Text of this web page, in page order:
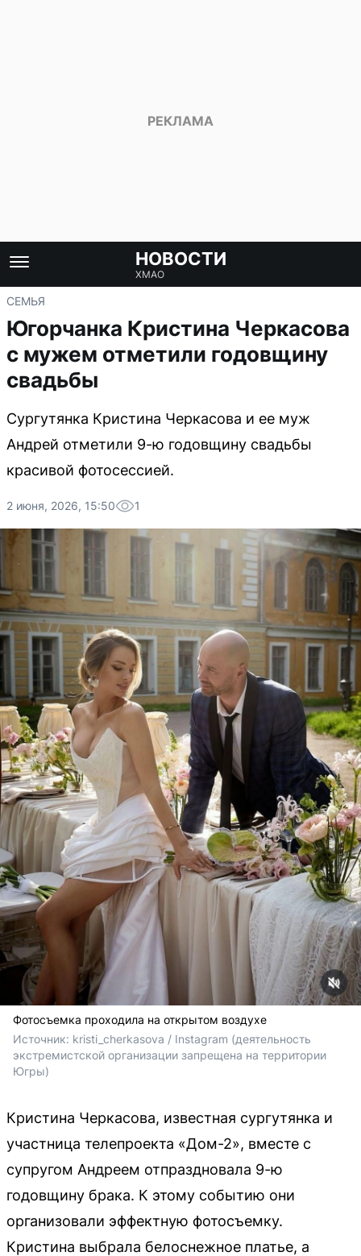
НОВОСТИ
ХМАО
СЕМЬЯ
Югорчанка Кристина Черкасова
с мужем отметили годовщину
свадьбы
Сургутянка Кристина Черкасова и ее муж
Андрей отметили 9-ю годовщину свадьбы
красивой фотосессией.
2 июня, 2026, 15:50 1
Фотосъемка проходила на открытом воздухе
Источник: kristi_cherkasova / Instagram (деятельность
экстремистской организации запрещена на территории
Югры)
Кристина Черкасова, известная сургутянка и
участница телепроекта «Дом-2», вместе с
супругом Андреем отпраздновала 9-ю
годовщину брака. К этому событию они
организовали эффектную фотосъемку.
Кристина выбрала белоснежное платье, а